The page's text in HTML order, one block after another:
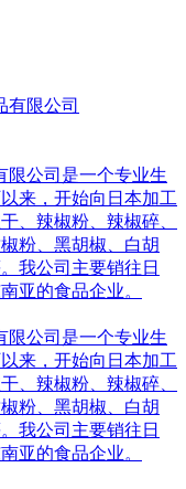
限公司是一个专业生
来，开始向日本加工
、辣椒粉、辣椒碎、
粉、黑胡椒、白胡
我公司主要销往日
亚的食品企业。
限公司是一个专业生
来，开始向日本加工
、辣椒粉、辣椒碎、
粉、黑胡椒、白胡
我公司主要销往日
亚的食品企业。